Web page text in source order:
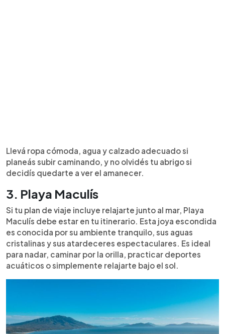
Llevá ropa cómoda, agua y calzado adecuado si
planeás subir caminando, y no olvidés tu abrigo si
decidís quedarte a ver el amanecer.
3. Playa Maculís
Si tu plan de viaje incluye relajarte junto al mar, Playa
Maculís debe estar en tu itinerario. Esta joya escondida
es conocida por su ambiente tranquilo, sus aguas
cristalinas y sus atardeceres espectaculares. Es ideal
para nadar, caminar por la orilla, practicar deportes
acuáticos o simplemente relajarte bajo el sol.